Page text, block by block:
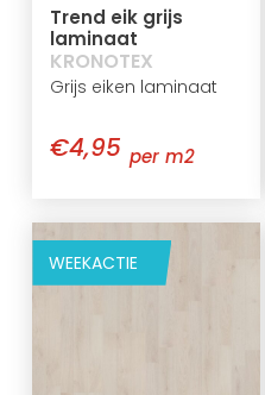
Trend eik grijs
laminaat
KRONOTEX
Grijs eiken laminaat
€4,95 per m2
WEEKACTIE